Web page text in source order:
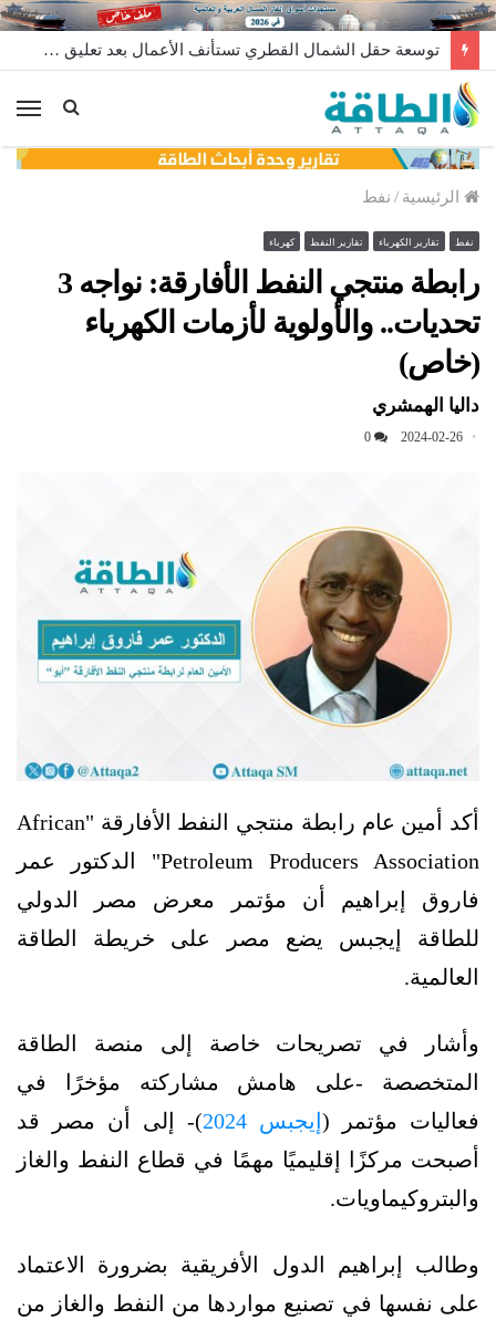
توسعة حقل الشمال القطري تستأنف الأعمال بعد تعليق مؤقت
الرئيسية / نفط
نفط تقارير الكهرباء تقارير النفط كهرباء
رابطة منتجي النفط الأفارقة: نواجه 3
تحديات.. والأولوية لأزمات الكهرباء
(خاص)
داليا الهمشري
2024-02-26
0
أكد أمين عام رابطة منتجي النفط الأفارقة "African
Petroleum Producers Association" الدكتور عمر
فاروق إبراهيم أن مؤتمر معرض مصر الدولي
للطاقة إيجبس يضع مصر على خريطة الطاقة
العالمية.
وأشار في تصريحات خاصة إلى منصة الطاقة
المتخصصة -على هامش مشاركته مؤخرًا في
فعاليات مؤتمر (إيجبس 2024
)- إلى أن مصر قد
أصبحت مركزًا إقليميًا مهمًا في قطاع النفط والغاز
والبتروكيماويات.
وطالب إبراهيم الدول الأفريقية بضرورة الاعتماد
على نفسها في تصنيع مواردها من النفط والغاز من